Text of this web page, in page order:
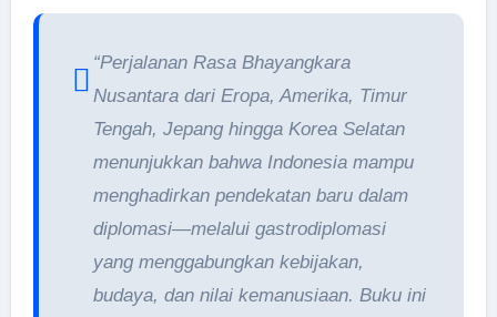
“Perjalanan Rasa Bhayangkara
Nusantara dari Eropa, Amerika, Timur
Tengah, Jepang hingga Korea Selatan
menunjukkan bahwa Indonesia mampu
menghadirkan pendekatan baru dalam
diplomasi—melalui gastrodiplomasi
yang menggabungkan kebijakan,
budaya, dan nilai kemanusiaan. Buku ini